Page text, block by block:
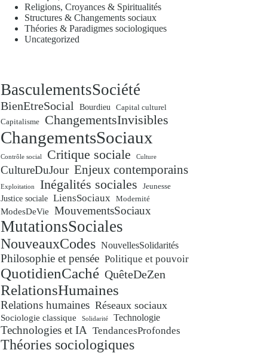
Religions, Croyances & Spiritualités
Structures & Changements sociaux
Théories & Paradigmes sociologiques
Uncategorized
BasculementsSociété
BienEtreSocial Bourdieu
Capital culturel
Capitalisme
ChangementsInvisibles
ChangementsSociaux
Contrôle social Critique sociale Culture
CultureDuJour Enjeux contemporains
Exploitation Inégalités sociales Jeunesse
Justice sociale LiensSociaux Modernité
ModesDeVie MouvementsSociaux
MutationsSociales
NouveauxCodes NouvellesSolidarités
Philosophie et pensée Politique et pouvoir
QuotidienCaché QuêteDeZen
RelationsHumaines
Relations humaines Réseaux sociaux
Sociologie classique Solidarité Technologie
Technologies et IA TendancesProfondes
Théories sociologiques